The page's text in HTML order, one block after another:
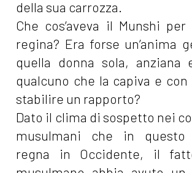
della sua carrozza.
Che cos’aveva il Munshi
regina? Era forse un’anima
quella donna sola, anziana
qualcuno che la capiva e con
stabilire un rapporto?
Dato il clima di sospetto nei
musulmani che in questo
regna in Occidente, il